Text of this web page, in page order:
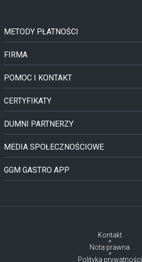
METODY PŁATNOŚCI
FIRMA
POMOC I KONTAKT
CERTYFIKATY
DUMNI PARTNERZY
MEDIA SPOŁECZNOŚCIOWE
GGM GASTRO APP
Kontakt
Nota prawna
Polityka prywatności